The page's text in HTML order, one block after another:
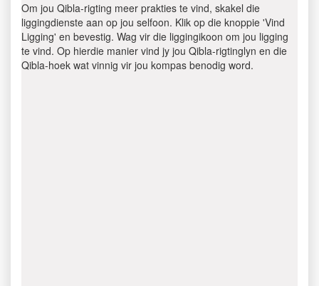
Om jou Qibla-rigting meer prakties te vind, skakel die
liggingdienste aan op jou selfoon. Klik op die knoppie 'Vind
Ligging' en bevestig. Wag vir die liggingikoon om jou ligging
te vind. Op hierdie manier vind jy jou Qibla-rigtinglyn en die
Qibla-hoek wat vinnig vir jou kompas benodig word.